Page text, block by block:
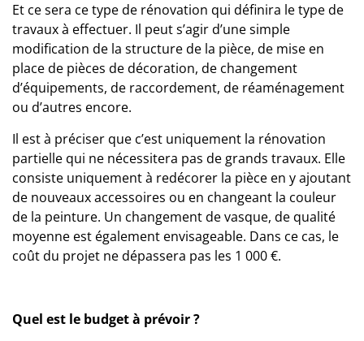
Et ce sera ce type de rénovation qui définira le type de
travaux à effectuer. Il peut s’agir d’une simple
modification de la structure de la pièce, de mise en
place de pièces de décoration, de changement
d’équipements, de raccordement, de réaménagement
ou d’autres encore.
Il est à préciser que c’est uniquement la rénovation
partielle qui ne nécessitera pas de grands travaux. Elle
consiste uniquement à redécorer la pièce en y ajoutant
de nouveaux accessoires ou en changeant la couleur
de la peinture. Un changement de vasque, de qualité
moyenne est également envisageable. Dans ce cas, le
coût du projet ne dépassera pas les 1 000 €.
Quel est le budget à prévoir ?